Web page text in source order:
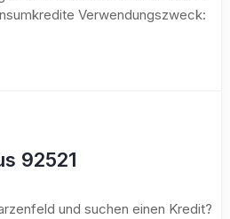
Verwendungszweck:
92521
und suchen einen Kredit?